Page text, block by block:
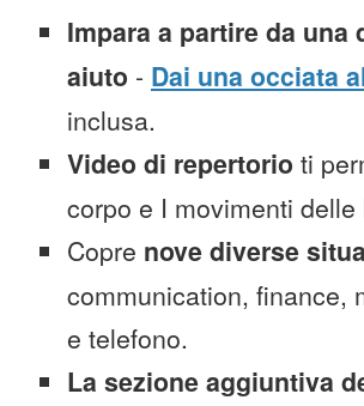
Impara a partire da
aiuto - Dai una occiata
inclusa.
Video di repertorio ti
corpo e I movimenti
Copre nove diverse
communication, finance,
e telefono.
La sezione aggiuntiva